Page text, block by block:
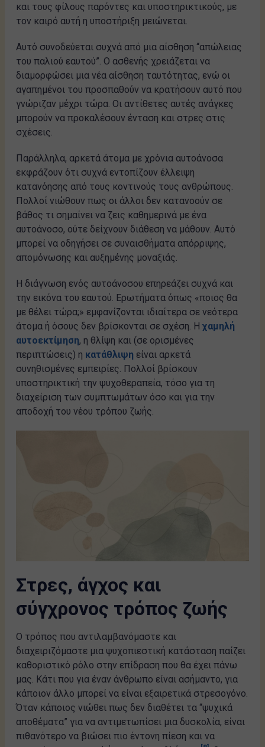
και τους φίλους παρόντες και υποστηρικτικούς, με
τον καιρό αυτή η υποστήριξη μειώνεται.
Αυτό συνοδεύεται συχνά από μια αίσθηση “απώλειας
του παλιού εαυτού”. Ο ασθενής χρειάζεται να
διαμορφώσει μια νέα αίσθηση ταυτότητας, ενώ οι
αγαπημένοι του προσπαθούν να κρατήσουν αυτό που
γνώριζαν μέχρι τώρα. Οι αντίθετες αυτές ανάγκες
μπορούν να προκαλέσουν ένταση και στρες στις
σχέσεις.
Παράλληλα, αρκετά άτομα με χρόνια αυτοάνοσα
εκφράζουν ότι συχνά εντοπίζουν έλλειψη
κατανόησης από τους κοντινούς τους ανθρώπους.
Πολλοί νιώθουν πως οι άλλοι δεν κατανοούν σε
βάθος τι σημαίνει να ζεις καθημερινά με ένα
αυτοάνοσο, ούτε δείχνουν διάθεση να μάθουν. Αυτό
μπορεί να οδηγήσει σε συναισθήματα απόρριψης,
απομόνωσης και αυξημένης μοναξιάς.
Η διάγνωση ενός αυτοάνοσου επηρεάζει συχνά και
την εικόνα του εαυτού. Ερωτήματα όπως «ποιος θα
με θέλει τώρα;» εμφανίζονται ιδιαίτερα σε νεότερα
άτομα ή όσους δεν βρίσκονται σε σχέση. Ηχαμηλή
αυτοεκτίμηση, η θλίψη και (σε ορισμένες
περιπτώσεις) η κατάθλιψη είναι αρκετά
συνηθισμένες εμπειρίες. Πολλοί βρίσκουν
υποστηρικτική την ψυχοθεραπεία, τόσο για τη
διαχείριση των συμπτωμάτων όσο και για την
αποδοχή του νέου τρόπου ζωής.
Στρες, άγχος και
σύγχρονος τρόπος ζωής
Ο τρόπος που αντιλαμβανόμαστε και
διαχειριζόμαστε μια ψυχοπιεστική κατάσταση παίζει
καθοριστικό ρόλο στην επίδραση που θα έχει πάνω
μας. Κάτι που για έναν άνθρωπο είναι ασήμαντο, για
κάποιον άλλο μπορεί να είναι εξαιρετικά στρεσογόνο.
Όταν κάποιος νιώθει πως δεν διαθέτει τα “ψυχικά
αποθέματα” για να αντιμετωπίσει μια δυσκολία, είναι
πιθανότερο να βιώσει πιο έντονη πίεση και να